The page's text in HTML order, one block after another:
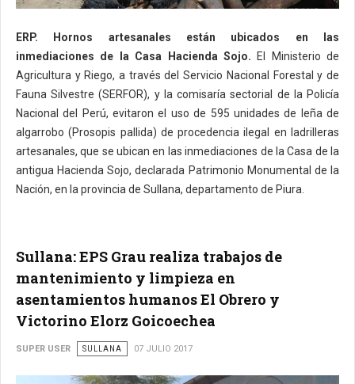
ERP. Hornos artesanales están ubicados en las
inmediaciones de la Casa Hacienda Sojo.
El Ministerio de
Agricultura y Riego, a través del Servicio Nacional Forestal y de
Fauna Silvestre (SERFOR), y la comisaría sectorial de la Policía
Nacional del Perú, evitaron el uso de 595 unidades de leña de
algarrobo (Prosopis pallida) de procedencia ilegal en ladrilleras
artesanales, que se ubican en las inmediaciones de la Casa de la
antigua Hacienda Sojo, declarada Patrimonio Monumental de la
Nación, en la provincia de Sullana, departamento de Piura.
Sullana: EPS Grau realiza trabajos de
mantenimiento y limpieza en
asentamientos humanos El Obrero y
Victorino Elorz Goicoechea
SUPER USER SULLANA 07 JULIO 2017